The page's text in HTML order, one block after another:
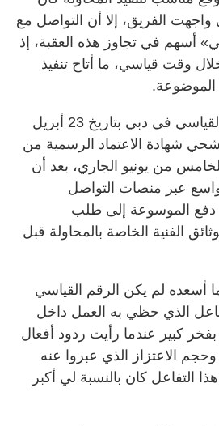
واجهت الفريق، إلا أن التواصل مع
أسهم في تجاوز هذه العقبة، إذ
وقت قياسي، ما أتاح تنفيذ
وجرى تسجيل الرقم القياسي في دبي بتاريخ 23 أبريل
شهادة الاعتماد الرسمية من
من يونيو الجاري، بعد أن
عبر منصات التواصل
دفع الموسوعة إلى طلب
الفنية الخاصة بالمحاولة قبل
أسعده لم يكن الرقم القياسي
الذي حظي به العمل داخل
كبير عندما رأيت ردود أفعال
وحجم الاعتزاز الذي عبروا عنه
التفاعل كان بالنسبة لي أكبر